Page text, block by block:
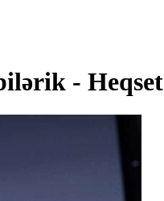
- Heqset